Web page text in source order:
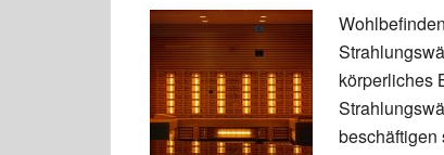
körperliches
beschäftigen